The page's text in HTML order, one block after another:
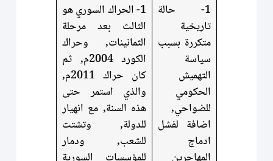
1- حالة
تاريخية
متكررة بسبب
سياسة
التهميش
الحكومي
للضواحي,
اضافة لفشل
ادماج
1- الحراك السوري هو
الثالث بعد مرحلة
الثمانينات, وحراك
الكورد 2004م, ثم
كان حراك 2011م,
والذي استمر حتى
هذه السنة, مع انهيار
للدولة, وتشتت
للشعب, ودمار